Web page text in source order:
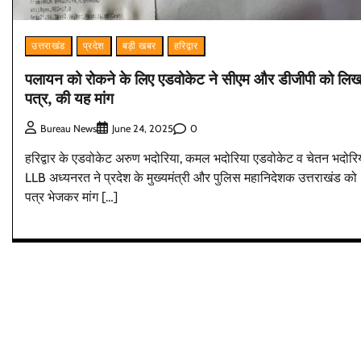
उत्तराखंड प्रदेश बड़ी खबर हरिद्वार
पलायन को रोकने के लिए एडवोकेट ने सीएम और डीजीपी को
पत्र, की यह मांग
Bureau News June 24, 2025 0
हरिद्वार के एडवोकेट अरुण भदोरिया, कमल भदोरिया एडवोकेट व चेतन
LLB अध्यनरत ने प्रदेश के मुख्यमंत्री और पुलिस महानिदेशक उत्तराखंड को
पत्र भेजकर मांग […]